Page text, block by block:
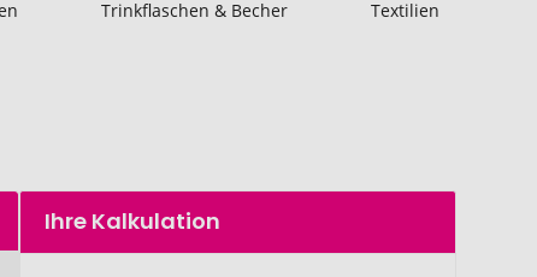
Trinkflaschen & Becher Textilien
Ihre Kalkulation